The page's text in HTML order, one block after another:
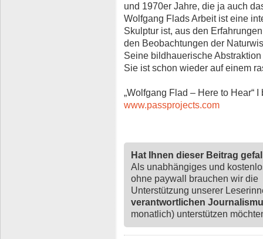
und 1970er Jahre, die ja auch
Wolfgang Flads Arbeit ist eine
Skulptur ist, aus den
den Beobachtungen der
Seine bildhauerische
Sie ist schon wieder auf einem
„Wolfgang Flad – Here to Hear“
www.passprojects.com
Hat Ihnen dieser Beitrag
Als unabhängiges und
ohne paywall brauchen wir die
Unterstützung unserer
verantwortlichen
monatlich) unterstützen